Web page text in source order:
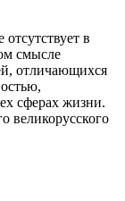
в
смысле
отличающихся
сферах жизни.
великорусского